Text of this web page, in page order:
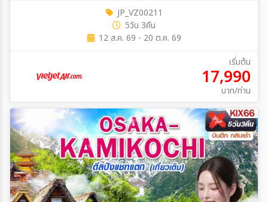
JP_VZ00211
5วัน 3คืน
12 ส.ค. 69 - 20 ต.ค. 69
เริ่มต้น
17,990
บาท/ท่าน